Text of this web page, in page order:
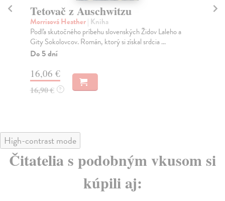
Tetovač z Auschwitzu
Morrisová Heather| Kniha
Podľa skutočného príbehu slovenských Židov Laleho a
Gity Sokolovcov. Román, ktorý si získal srdcia ...
Do 5 dní
16,06 €
16,90 € ?
High-contrast mode
Čitatelia s podobným vkusom si
kúpili aj: